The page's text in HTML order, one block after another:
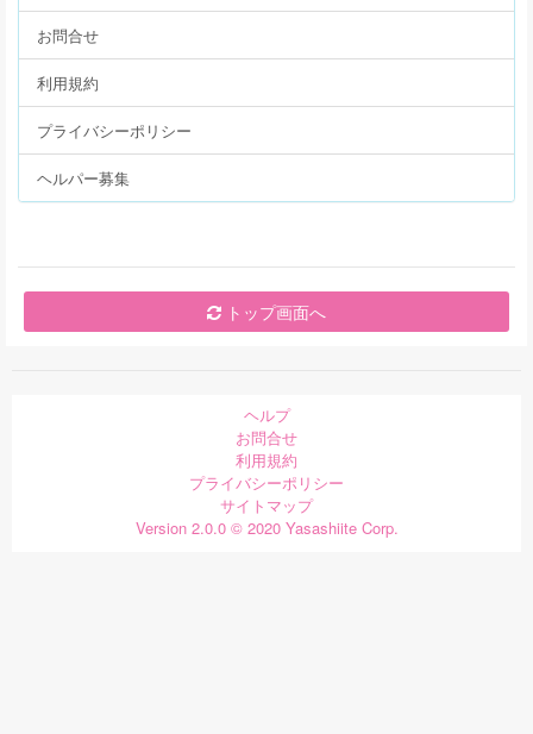
お問合せ
利用規約
プライバシーポリシー
ヘルパー募集
トップ画面へ
ヘルプ
お問合せ
利用規約
プライバシーポリシー
サイトマップ
Version 2.0.0 © 2020 Yasashiite Corp.